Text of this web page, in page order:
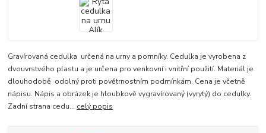
Gravírovaná cedulka určená na urny a pomníky. Cedulka je vyrobena z
dvouvrstvého plastu a je určena pro venkovní i vnitřní použití. Materiál je
dlouhodobě odolný proti povětrnostním podmínkám. Cena je včetně
nápisu. Nápis a obrázek je hloubkově vygravírovaný (vyrytý) do cedulky.
Zadní strana cedu... celý popis